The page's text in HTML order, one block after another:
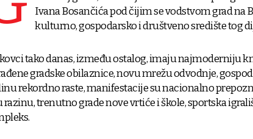
Ivana Bosančića pod čijim se vodstvom grad na
kulturno, gospodarsko i društveno središte tog
tako danas, između ostalog, imaju najmoderniju
gradske obilaznice, novu mrežu odvodnje,
rekordno raste, manifestacije su nacionalno
razinu, trenutno grade nove vrtiće i škole, sportska